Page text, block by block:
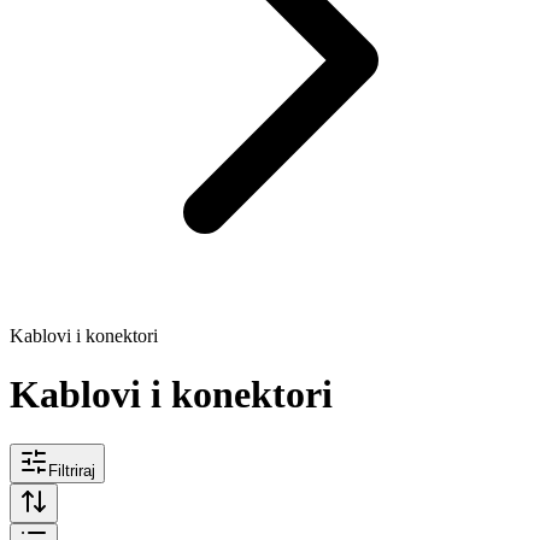
Kablovi i konektori
Kablovi i konektori
Filtriraj